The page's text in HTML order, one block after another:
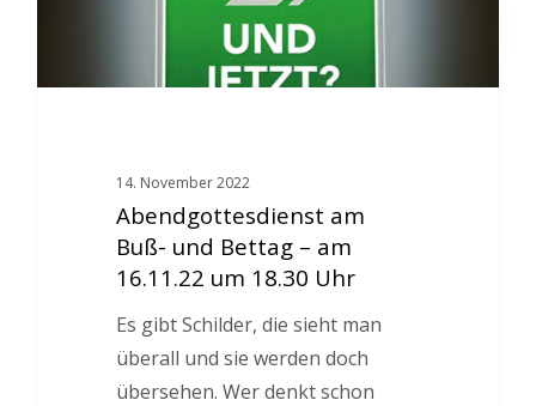
14. November 2022
Abendgottesdienst am
Buß- und Bettag – am
16.11.22 um 18.30 Uhr
Es gibt Schilder, die sieht man
überall und sie werden doch
übersehen. Wer denkt schon